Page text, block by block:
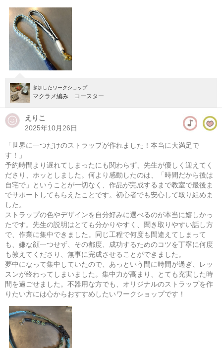
パラコードで作るミニバッグ
08/14(金) 10:00-14:00
東京 （東横線）学芸大学駅から徒歩15分
08/14(金) 11:00-15:00
東京 （東横線）学芸大学駅から徒歩15分
参加したワークショップ
マクラメ編み コースター
えりこ
2025年10月26日
​「世界に一つだけのストラップが作れました！本当に大満足で
す！」
​予約時間より遅れてしまったにも関わらず、先生が優しく迎えてく
ださり、ホッとしました。何より感動したのは、「時間だから後は
自宅で」ということが一切なく、作品が完成するまで教室で最後ま
でサポートしてもらえたことです。初心者でも安心して取り組めま
した。
ストラップの色やデザインを自分好みに選べるのが本当に嬉しかっ
たです。先生の説明はとても分かりやすく、聞き取りやすい話し方
で、作業に集中できました。同じ工程で何度も間違えてしまって
も、嫌な顔一つせず、その都度、成功するためのコツを丁寧に何度
も教えてくださり、無事に完成させることができました。
夢中になって集中していたので、あっという間に時間が過ぎ、レッ
スンが終わってしまいました。集中力が高まり、とても充実した時
間を過ごせました。不器用な方でも、オリジナルのストラップを作
りたい方には心からおすすめしたいワークショップです！